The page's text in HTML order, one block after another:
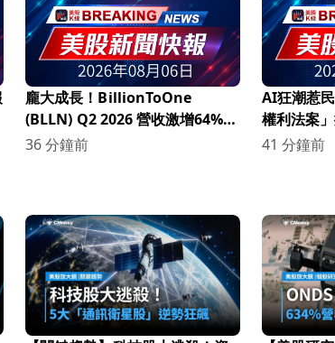
龐大成長！BillionToOne
(BLLN) Q2 2026 營收激增64%，
腫瘤學業務表現亮眼！
36 分鐘前
AI狂潮惹
權利法案
突
41 分鐘前